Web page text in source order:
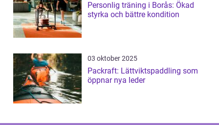
Personlig träning i Borås: Ökad
styrka och bättre kondition
03 oktober 2025
Packraft: Lättviktspaddling som
öppnar nya leder